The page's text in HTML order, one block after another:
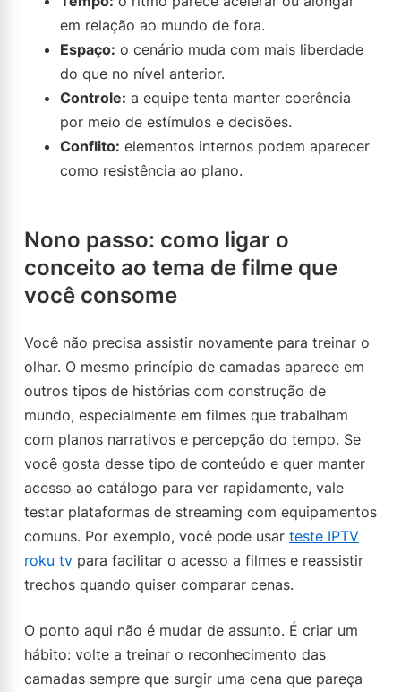
em relação ao mundo de fora.
Espaço: o cenário muda com mais liberdade
do que no nível anterior.
Controle: a equipe tenta manter coerência
por meio de estímulos e decisões.
Conflito: elementos internos podem aparecer
como resistência ao plano.
Nono passo: como ligar o
conceito ao tema de filme que
você consome
Você não precisa assistir novamente para treinar o
olhar. O mesmo princípio de camadas aparece em
outros tipos de histórias com construção de
mundo, especialmente em filmes que trabalham
com planos narrativos e percepção do tempo. Se
você gosta desse tipo de conteúdo e quer manter
acesso ao catálogo para ver rapidamente, vale
testar plataformas de streaming com equipamentos
comuns. Por exemplo, você pode usar teste IPTV
roku tv para facilitar o acesso a filmes e reassistir
trechos quando quiser comparar cenas.
O ponto aqui não é mudar de assunto. É criar um
hábito: volte a treinar o reconhecimento das
camadas sempre que surgir uma cena que pareça